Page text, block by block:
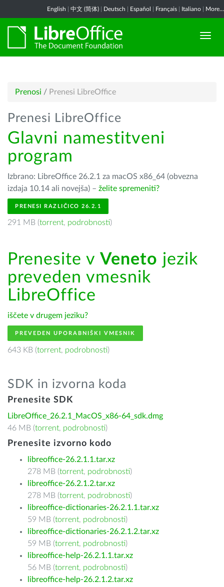
English 中文 (简体) Deutsch Español Français Italiano More...
Prenosi / Prenesi LibreOffice
Prenesi LibreOffice
Glavni namestitveni
program
Izbrano: LibreOffice 26.2.1 za macOS x86_64 (obvezna
izdaja 10.14 ali novejša) – želite spremeniti?
PRENESI RAZLIČICO 26.2.1
291 MB (torrent, podrobnosti)
Prenesite v Veneto jezik
preveden vmesnik
LibreOffice
iščete v drugem jeziku?
PREVEDEN UPORABNIŠKI VMESNIK
643 KB (torrent, podrobnosti)
SDK in izvorna koda
Prenesite SDK
LibreOffice_26.2.1_MacOS_x86-64_sdk.dmg
46 MB (torrent, podrobnosti)
Prenesite izvorno kodo
libreoffice-26.2.1.1.tar.xz
278 MB (torrent, podrobnosti)
libreoffice-26.2.1.2.tar.xz
278 MB (torrent, podrobnosti)
libreoffice-dictionaries-26.2.1.1.tar.xz
59 MB (torrent, podrobnosti)
libreoffice-dictionaries-26.2.1.2.tar.xz
59 MB (torrent, podrobnosti)
libreoffice-help-26.2.1.1.tar.xz
56 MB (torrent, podrobnosti)
libreoffice-help-26.2.1.2.tar.xz